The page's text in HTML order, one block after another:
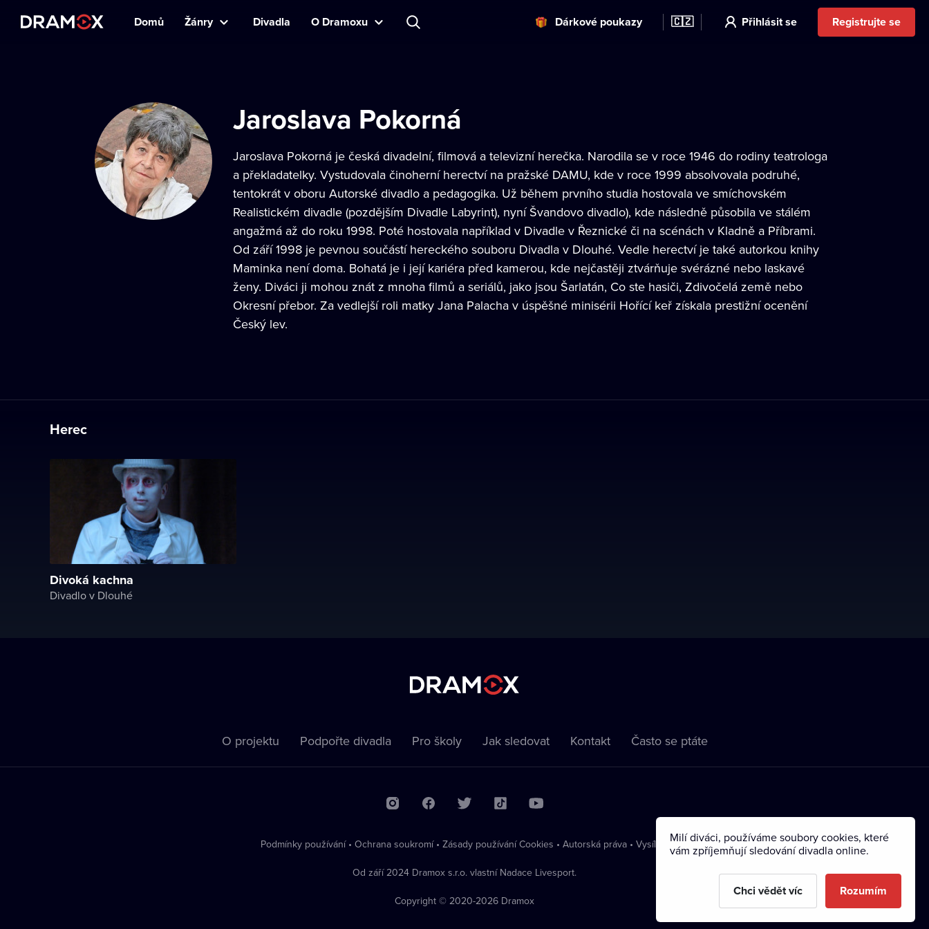
Domů Žánry Divadla O Dramoxu Dárkové poukazy 🇨🇿 Přihlásit se Registrujte se
Jaroslava Pokorná
Jaroslava Pokorná je česká divadelní, filmová a televizní herečka. Narodila se v roce 1946 do rodiny teatrologa
a překladatelky. Vystudovala činoherní herectví na pražské DAMU, kde v roce 1999 absolvovala podruhé,
tentokrát v oboru Autorské divadlo a pedagogika. Už během prvního studia hostovala ve smíchovském
Realistickém divadle (pozdějším Divadle Labyrint), nyní Švandovo divadlo), kde následně působila ve stálém
angažmá až do roku 1998. Poté hostovala například v Divadle v Řeznické či na scénách v Kladně a Příbrami.
Od září 1998 je pevnou součástí hereckého souboru Divadla v Dlouhé. Vedle herectví je také autorkou knihy
Maminka není doma. Bohatá je i její kariéra před kamerou, kde nejčastěji ztvárňuje svérázné nebo laskavé
ženy. Diváci ji mohou znát z mnoha filmů a seriálů, jako jsou Šarlatán, Co ste hasiči, Zdivočelá země nebo
Okresní přebor. Za vedlejší roli matky Jana Palacha v úspěšné minisérii Hořící keř získala prestižní ocenění
Český lev.
Herec
Divoká kachna
Divadlo v Dlouhé
O projektu Podpořte divadla Pro školy Jak sledovat Kontakt Často se ptáte
Podmínky používání • Ochrana soukromí • Zásady používání Cookies • Autorská práva • Vysílání
Od září 2024 Dramox s.r.o. vlastní Nadace Livesport.
Copyright © 2020-2026 Dramox
Milí diváci, používáme soubory cookies, které
vám zpříjemňují sledování divadla online.
Chci vědět víc Rozumím